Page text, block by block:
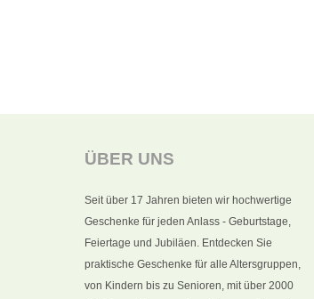
ÜBER UNS
Seit über 17 Jahren bieten wir hochwertige
Geschenke für jeden Anlass - Geburtstage,
Feiertage und Jubiläen. Entdecken Sie
praktische Geschenke für alle Altersgruppen,
von Kindern bis zu Senioren, mit über 2000